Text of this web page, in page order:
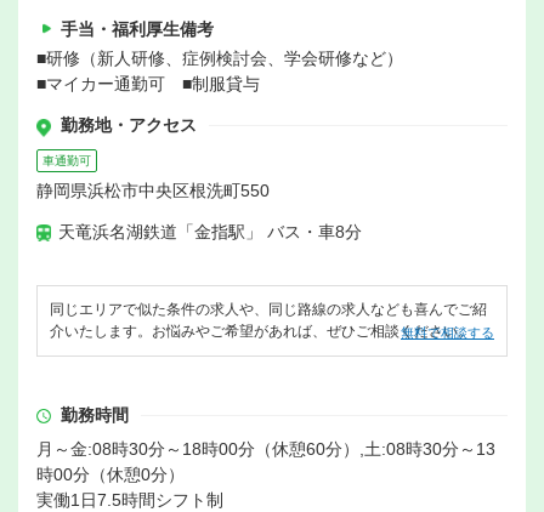
手当・福利厚生備考
■研修（新人研修、症例検討会、学会研修など）
■マイカー通勤可 ■制服貸与
勤務地・アクセス
車通勤可
静岡県浜松市中央区根洗町550
天竜浜名湖鉄道「金指駅」 バス・車8分
同じエリアで似た条件の求人や、同じ路線の求人なども喜んでご紹
介いたします。お悩みやご希望があれば、ぜひご相談ください。
無料で相談する
勤務時間
月～金:08時30分～18時00分（休憩60分）,土:08時30分～13
時00分（休憩0分）
実働1日7.5時間シフト制